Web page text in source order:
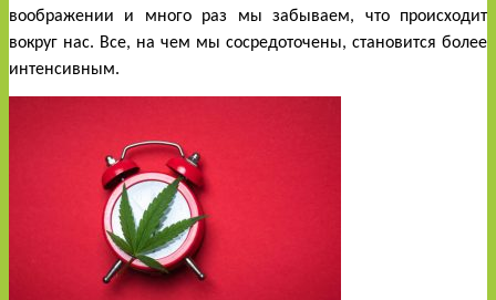
воображении и много раз мы забываем, что происходит
вокруг нас. Все, на чем мы сосредоточены, становится более
интенсивным.